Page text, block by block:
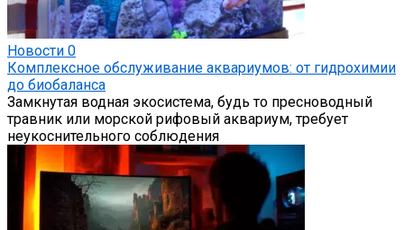
Новости 0
Комплексное обслуживание аквариумов: от гидрохимии
до биобаланса
Замкнутая водная экосистема, будь то пресноводный
травник или морской рифовый аквариум, требует
неукоснительного соблюдения